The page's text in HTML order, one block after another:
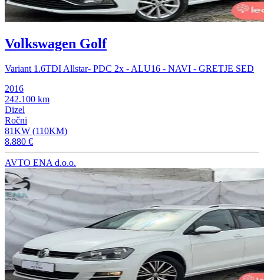
Volkswagen Golf
Variant 1.6TDI Allstar- PDC 2x - ALU16 - NAVI - GRETJE SED
2016
242.100 km
Dizel
Ročni
81KW (110KM)
8.880 €
AVTO ENA d.o.o.